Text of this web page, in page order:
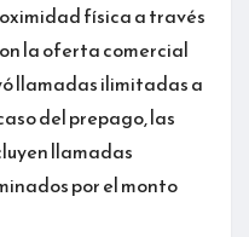
física a través
la oferta comercial
llamadas ilimitadas a
del prepago, las
llamadas
por el monto